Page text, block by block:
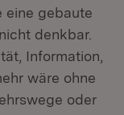
eine gebaute
denkbar.
Information,
wäre ohne
oder